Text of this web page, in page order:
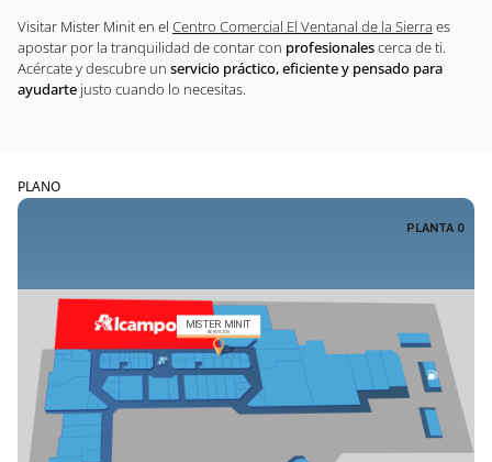
Visitar Mister Minit en el Centro Comercial El Ventanal de la Sierra es
apostar por la tranquilidad de contar con profesionalescerca de ti.
Acércate y descubre un servicio práctico, eficiente y pensado para
ayudarte justo cuando lo necesitas.
PLANO